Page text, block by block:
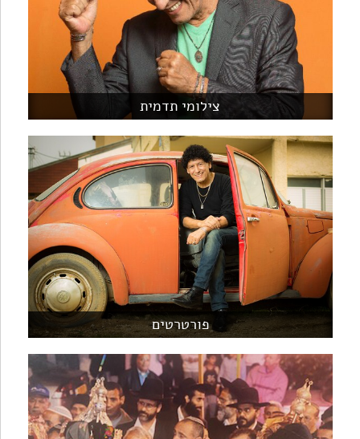
צילומי תדמית
פורטרטים